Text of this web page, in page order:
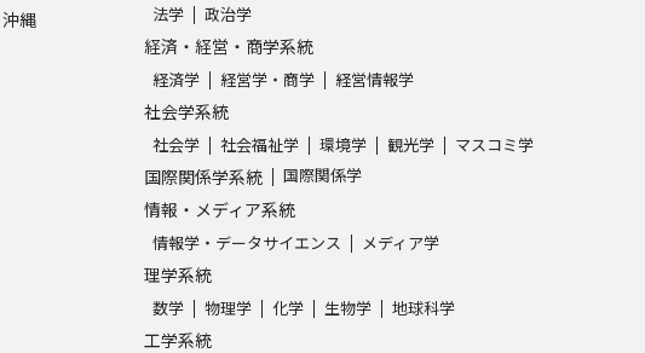
大学で学びたい学問発見
学問のミニ講義「夢ナビ講義」
ユーザーサポート
沖縄 法学 政治学
経済・経営・商学系統
経済学 経営学・商学 経営情報学
社会学系統
社会学 社会福祉学 環境学 観光学 マスコミ学
国際関係学系統 国際関係学
情報・メディア系統
情報学・データサイエンス メディア学
理学系統
数学 物理学 化学 生物学 地球科学
工学系統